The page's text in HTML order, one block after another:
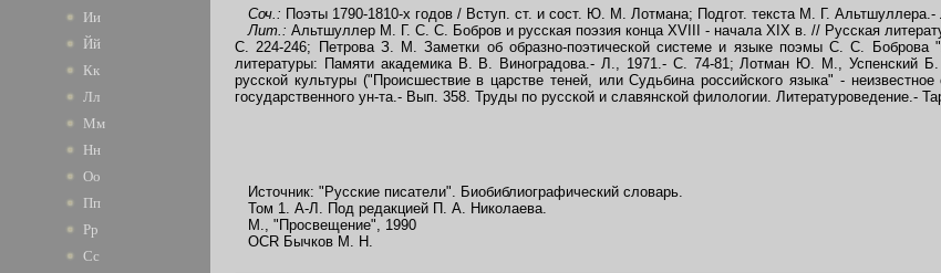
Ии
Йй
Кк
Лл
Мм
Нн
Оо
Пп
Рр
Сс
Соч.: Поэты 1790-1810-х годов / Вступ. ст. и сост. Ю. М. Лотмана; Подгот. текста М. Г. Альтшуллера.-
Лит.: Альтшуллер М. Г. С. С. Бобров и русская поэзия конца XVIII - начала XIX в. // Русская
С. 224-246; Петрова З. М. Заметки об образно-поэтической системе и языке поэмы С. С. Боброва
литературы: Памяти академика В. В. Виноградова.- Л., 1971.- С. 74-81; Лотман Ю. М., Успенский
русской культуры ("Происшествие в царстве теней, или Судьбина российского языка" -
государственного ун-та.- Вып. 358. Труды по русской и славянской филологии. Литературоведение.-
Источник: "Русские писатели". Биобиблиографический словарь.
Том 1. А-Л. Под редакцией П. А. Николаева.
М., "Просвещение", 1990
OCR Бычков М. Н.